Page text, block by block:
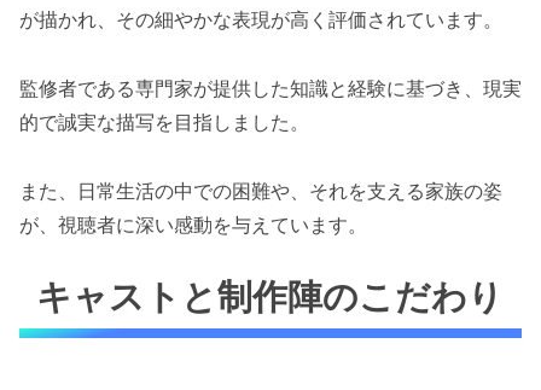
が描かれ、その細やかな表現が高く評価されています。
監修者である専門家が提供した知識と経験に基づき、現実
的で誠実な描写を目指しました。
また、日常生活の中での困難や、それを支える家族の姿
が、視聴者に深い感動を与えています。
キャストと制作陣のこだわり